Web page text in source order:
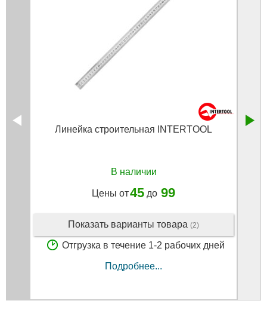
Линейка строительная INTERTOOL
В наличии
Цены от45 до 99
Показать варианты товара (2)
Отгрузка в течение 1-2 рабочих дней
Подробнее...